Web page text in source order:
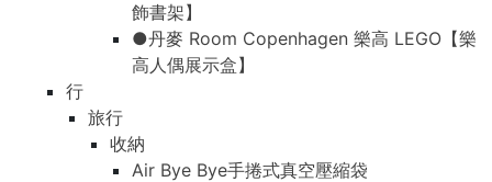
飾書架】
●丹麥 Room Copenhagen 樂高 LEGO【樂
高人偶展示盒】
行
旅行
收納
Air Bye Bye手捲式真空壓縮袋